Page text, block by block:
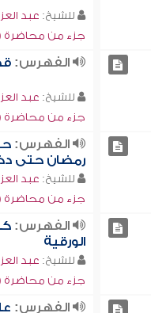
للشيخ: عبد
جزء من محاضرة (
الفهرس:
للشيخ: عبد
جزء من محاضرة (
الفهرس:
رمضان حتى
للشيخ: عبد
جزء من محاضرة (
الفهرس:
الورقية
للشيخ: عبد
جزء من محاضرة (
الفهرس: